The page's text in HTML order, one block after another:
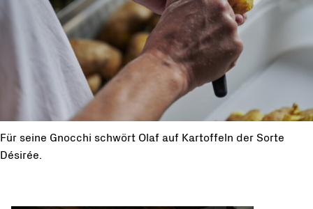
Für seine Gnocchi schwört Olaf auf Kartoffeln der Sorte
Désirée.